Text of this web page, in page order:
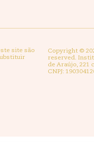
site são
Copyright ©
reserved.
de Araújo, 221
CNPJ: